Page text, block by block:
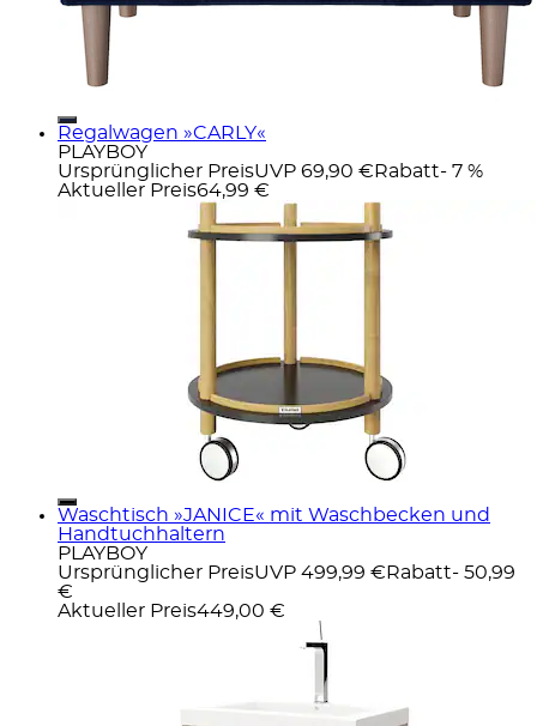
Regalwagen »CARLY«
PLAYBOY
Ursprünglicher PreisUVP 69,90 € Rabatt- 7 %
Aktueller Preis64,99 €
Waschtisch »JANICE« mit Waschbecken und
Handtuchhaltern
PLAYBOY
Ursprünglicher PreisUVP 499,99 € Rabatt- 50,99
€
Aktueller Preis449,00 €